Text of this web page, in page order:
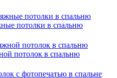
потолки в спальню
потолок в спальню